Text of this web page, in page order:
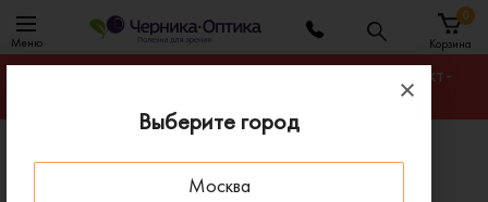
Выберите город
Москва
Меню Корзина
0
Гарантируем лучшую цену на любую оправу в Санкт-
Главная
Оправы для очков
Оправа BANISS BA6022 C02